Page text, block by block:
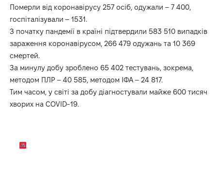
Померли від коронавірусу 257 осіб, одужали – 7 400,
госпіталізували – 1531.
З початку пандемії в країні підтвердили 583 510 випадків
зараження коронавірусом, 266 479 одужань та 10 369
смертей.
За минулу добу зроблено 65 402 тестувань, зокрема,
методом ПЛР – 40 585, методом ІФА – 24 817.
Тим часом, у світі за добу діагностували майже 600 тисяч
хворих на COVID-19.